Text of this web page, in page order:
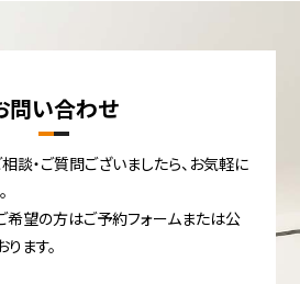
問い合わせ
談・ご質問ございましたら、お気軽に
望の方はご予約フォームまたは公
ます。